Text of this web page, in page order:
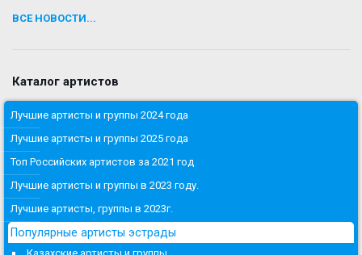
ВСЕ НОВОСТИ...
Каталог артистов
Лучшие артисты и группы 2024 года
Лучшие артисты и группы 2025 года
Топ Российских артистов за 2021 год
Лучшие артисты и группы в 2023 году.
Лучшие артисты, группы в 2023г.
Популярные артисты эстрады